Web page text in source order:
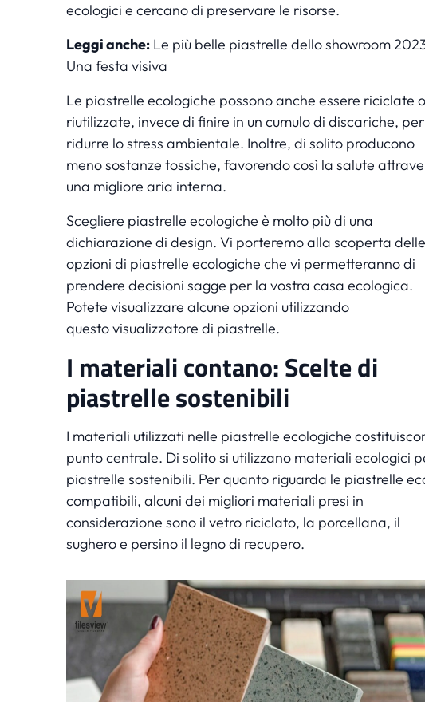
ecologici e cercano di preservare le risorse.
Leggi anche: Le più belle piastrelle dello showroom
Una festa visiva
Le piastrelle ecologiche possono anche essere riciclate o
riutilizzate, invece di finire in un cumulo di discariche, per
ridurre lo stress ambientale. Inoltre, di solito producono
meno sostanze tossiche, favorendo così la salute
una migliore aria interna.
Scegliere piastrelle ecologiche è molto più di una
dichiarazione di design. Vi porteremo alla scoperta delle
opzioni di piastrelle ecologiche che vi permetteranno di
prendere decisioni sagge per la vostra casa ecologica.
Potete visualizzare alcune opzioni utilizzando
questovisualizzatore di piastrelle.
I materiali contano: Scelte di
piastrelle sostenibili
I materiali utilizzati nelle piastrelle ecologiche
punto centrale. Di solito si utilizzano materiali ecologici
piastrelle sostenibili. Per quanto riguarda le piastrelle
compatibili, alcuni dei migliori materiali presi in
considerazione sono il vetro riciclato, la porcellana, il
sughero e persino il legno di recupero.